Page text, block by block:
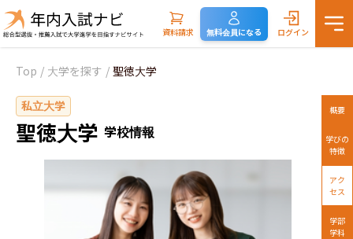
資料請求 無料会員になる ログイン
Top / 大学を探す / 聖徳大学
私立大学
聖徳大学 学校情報
概要
学びの
特徴
アク
セス
学部
学科